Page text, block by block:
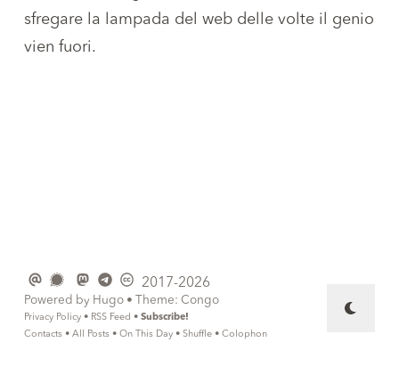
sfregare la lampada del web delle volte il genio
vien fuori.
2017-2026
Powered by Hugo • Theme: Congo
Privacy Policy • RSS Feed • Subscribe!
Contacts • All Posts • On This Day • Shuffle • Colophon